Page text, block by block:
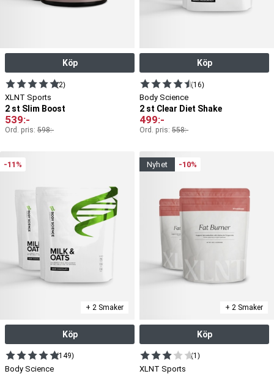
Köp
(2)
XLNT Sports
2 st Slim Boost
539:-
Ord. pris: 598:-
Köp
(16)
Body Science
2 st Clear Diet Shake
499:-
Ord. pris: 558:-
-11%
+ 2 Smaker
Köp
(149)
Body Science
nyhet -10%
+ 2 Smaker
Köp
(1)
XLNT Sports